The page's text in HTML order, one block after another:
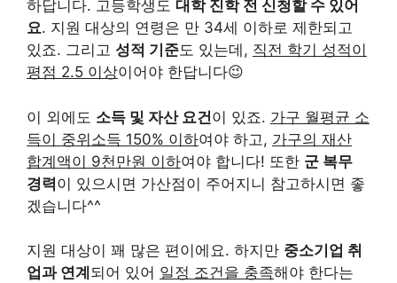
하답니다. 고등학생도 대학 진학 전 신청할 수 있어
요. 지원 대상의 연령은 만 34세 이하로 제한되고
있죠. 그리고 성적 기준도 있는데, 직전 학기 성적이
평점 2.5 이상이어야 한답니다😉
이 외에도 소득 및 자산 요건이 있죠. 가구 월평균 소
득이 중위소득 150% 이하여야 하고, 가구의 재산
합계액이 9천만원 이하여야 합니다! 또한 군 복무
경력이 있으시면 가산점이 주어지니 참고하시면 좋
겠습니다^^
지원 대상이 꽤 많은 편이에요. 하지만 중소기업 취
업과 연계 되어 있어 일정 조건을 충족해야 한다는